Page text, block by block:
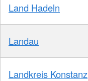
Land Hadeln
Landau
Landkreis Konstanz